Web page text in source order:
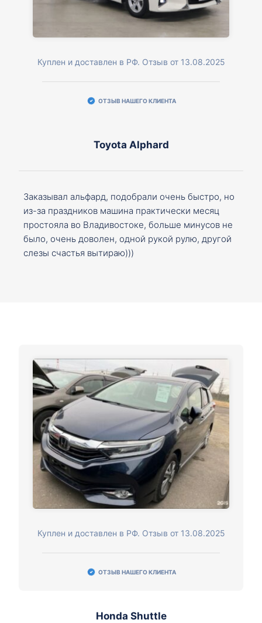
Куплен и доставлен в РФ. Отзыв от 13.08.2025
ОТЗЫВ НАШЕГО КЛИЕНТА
Toyota Alphard
Заказывал альфард, подобрали очень быстро, но
из-за праздников машина практически месяц
простояла во Владивостоке, больше минусов не
было, очень доволен, одной рукой рулю, другой
слезы счастья вытираю)))
Куплен и доставлен в РФ. Отзыв от 13.08.2025
ОТЗЫВ НАШЕГО КЛИЕНТА
Honda Shuttle